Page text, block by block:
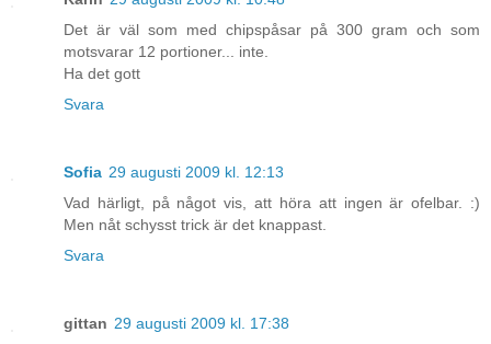
Det är väl som med chipspåsar på 300 gram och som
motsvarar 12 portioner... inte.
Ha det gott
Svara
Sofia 29 augusti 2009 kl. 12:13
Vad härligt, på något vis, att höra att ingen är ofelbar. :)
Men nåt schysst trick är det knappast.
Svara
gittan 29 augusti 2009 kl. 17:38